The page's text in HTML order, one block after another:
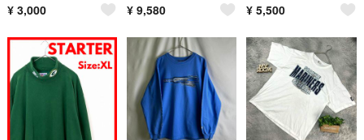
¥ 3,000 ¥ 9,580 ¥ 5,500